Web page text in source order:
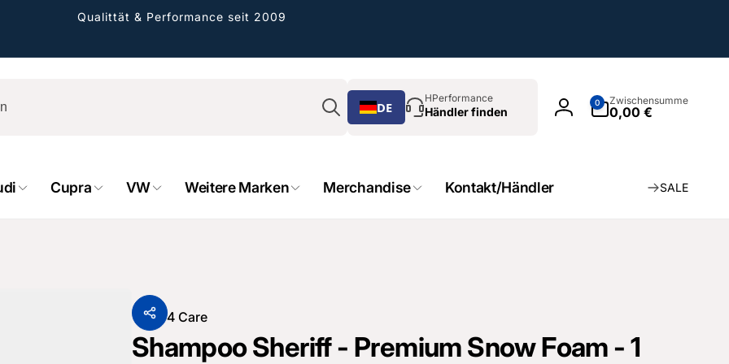
Qualittät & Performance seit 2009
Suchen
DE
HPerformance
Händler finden Einloggen
0
Artikel
Zwischensumme
0,00 €
Cupra VW Weitere Marken Merchandise Kontakt/Händler SALE
VonP4 Care
Shampoo Sheriff - Premium Snow Foam - 1
Straße 8